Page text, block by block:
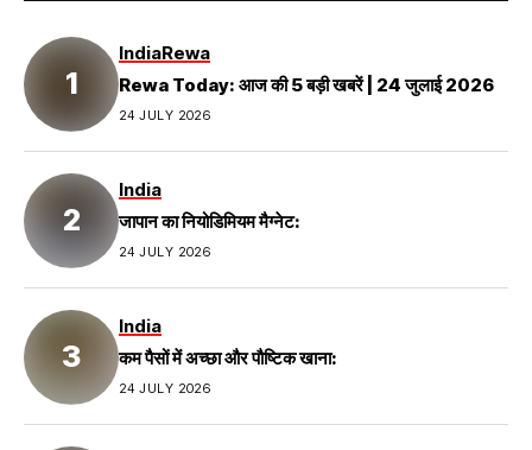
IndiaRewa
Rewa Today: आज की 5 बड़ी खबरें | 24 जुलाई 2026
24 JULY 2026
India
जापान का नियोडिमियम मैग्नेट:
24 JULY 2026
India
कम पैसों में अच्छा और पौष्टिक खाना:
24 JULY 2026